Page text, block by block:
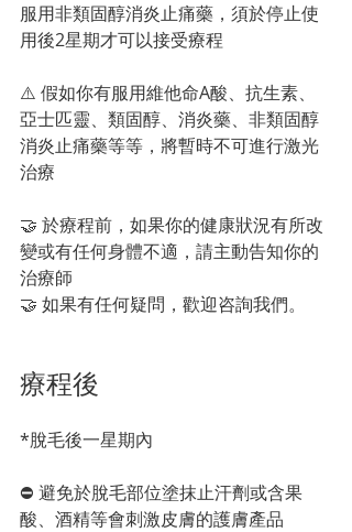
服用非類固醇消炎止痛藥，須於停止使
用後2星期才可以接受療程
⚠️ 假如你有服用維他命A酸、抗生素、
亞士匹靈、類固醇、消炎藥、非類固醇
消炎止痛藥等等，將暫時不可進行激光
治療
🤝 於療程前，如果你的健康狀況有所改
變或有任何身體不適，請主動告知你的
治療師
🤝 如果有任何疑問，歡迎咨詢我們。
療程後
*脫毛後一星期內
⛔️ 避免於脫毛部位塗抹止汗劑或含果
酸、酒精等會刺激皮膚的護膚產品